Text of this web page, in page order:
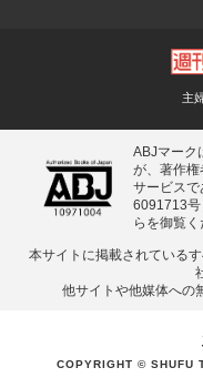
主
ABJマーク
が、著作
サービス
6091713号
らを御覧く
本サイトに掲載されている
他サイトや他媒体への
COPYRIGHT © SHUFU